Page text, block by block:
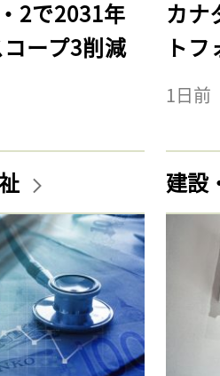
2で2031年
ープ3削減
カナ
ト
1日前
建設